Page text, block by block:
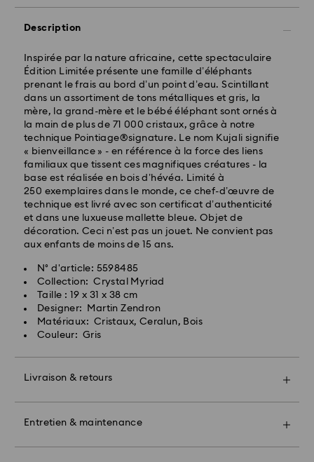
Description
Inspirée par la nature africaine, cette spectaculaire
Édition Limitée présente une famille d’éléphants
prenant le frais au bord d’un point d’eau. Scintillant
dans un assortiment de tons métalliques et gris, la
mère, la grand-mère et le bébé éléphant sont ornés à
la main de plus de 71 000 cristaux, grâce à notre
technique Pointiage®signature. Le nom Kujali signifie
« bienveillance » - en référence à la force des liens
familiaux que tissent ces magnifiques créatures - la
base est réalisée en bois d’hévéa. Limité à
250 exemplaires dans le monde, ce chef-d’œuvre de
technique est livré avec son certificat d’authenticité
et dans une luxueuse mallette bleue. Objet de
décoration. Ceci n’est pas un jouet. Ne convient pas
aux enfants de moins de 15 ans.
N° d'article: 5598485
Collection: Crystal Myriad
Taille : 19 x 31 x 38 cm
Designer: Martin Zendron
Matériaux: Cristaux, Ceralun, Bois
Couleur: Gris
Livraison & retours
Livraison standard - GLS
Les commandes passées du lundi au vendredi avant
10:00 HEC seront traitées et expédiées le jour
ouvrable même
Délai de livraison standard: 2 jour ouvrable après
traitement et expédition
Frais de livraison standard: EUR 6.95
Livraison standard offerte à partir de : EUR 99
Livraison express - FedEx
Pour l’instant, Swarovski n’est pas en mesure
d’effectuer des livraisons vers les boîtes postales ou
propriété de Swarovski jusqu’à réception du
paiement final.
Creators Lab, veuillez noter qu’il peut y avoir un délai
colis, et que vous en serez informés par e-mail.
Entretien & maintenance
message cadeau personnalisé.